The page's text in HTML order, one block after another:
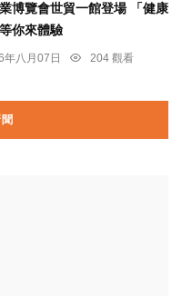
博覽會世貿一館登場 「健康
你來體驗
年八月07日
204 觀看